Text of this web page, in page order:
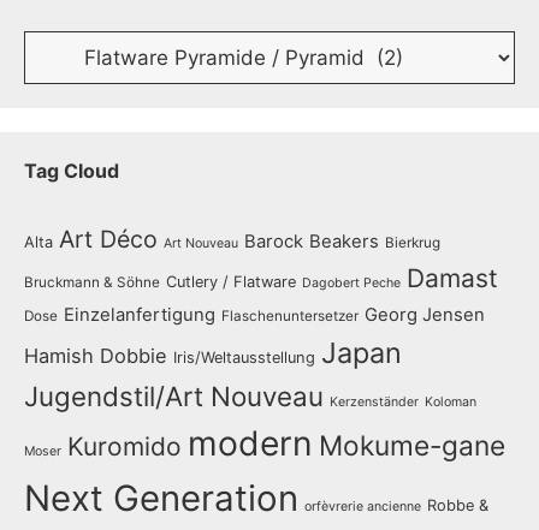
Catalogue
Tag Cloud
Alta Art Déco Art Nouveau Barock Beakers Bierkrug
Bruckmann & Söhne Cutlery / Flatware Dagobert Peche Damast
Dose Einzelanfertigung Flaschenuntersetzer Georg Jensen
Hamish Dobbie Iris/Weltausstellung Japan
Jugendstil/Art Nouveau Kerzenständer Koloman
Moser Kuromido modern Mokume-gane
Next Generation orfèvrerie ancienne Robbe &